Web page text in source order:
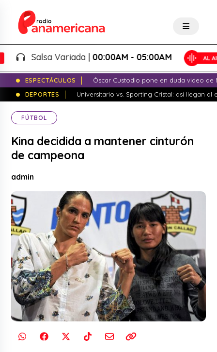
Salsa Variada |00:00AM - 05:00AM
ESPECTÁCULOS
Óscar Custodio pone en duda video de
DEPORTES
Universitario vs. Sporting Cristal: así llegan al
FÚTBOL
Kina decidida a mantener cinturón
de campeona
admin